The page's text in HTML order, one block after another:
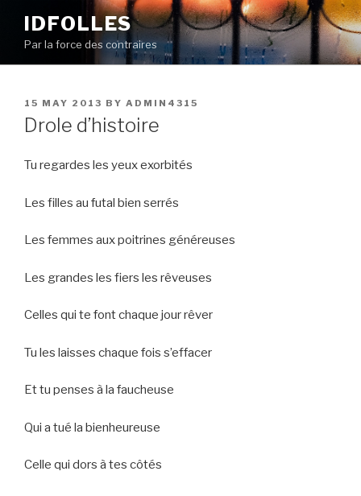
content
IDFOLLES
Par la force des contraires
POSTED
ON
15 MAY 2013 BY ADMIN4315
Drole d’histoire
Tu regardes les yeux exorbités
Les filles au futal bien serrés
Les femmes aux poitrines généreuses
Les grandes les fiers les rêveuses
Celles qui te font chaque jour rêver
Tu les laisses chaque fois s’effacer
Et tu penses à la faucheuse
Qui a tué la bienheureuse
Celle qui dors à tes côtés